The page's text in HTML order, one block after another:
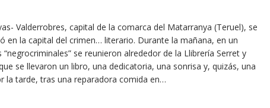
Valderrobres, capital de la comarca del Matarranya (Teruel), se
en la capital del crimen… literario. Durante la mañana, en un
se reunieron alrededor de la Llibrería Serret y
se llevaron un libro, una dedicatoria, una sonrisa y, quizás, una
tarde, tras una reparadora comida en…